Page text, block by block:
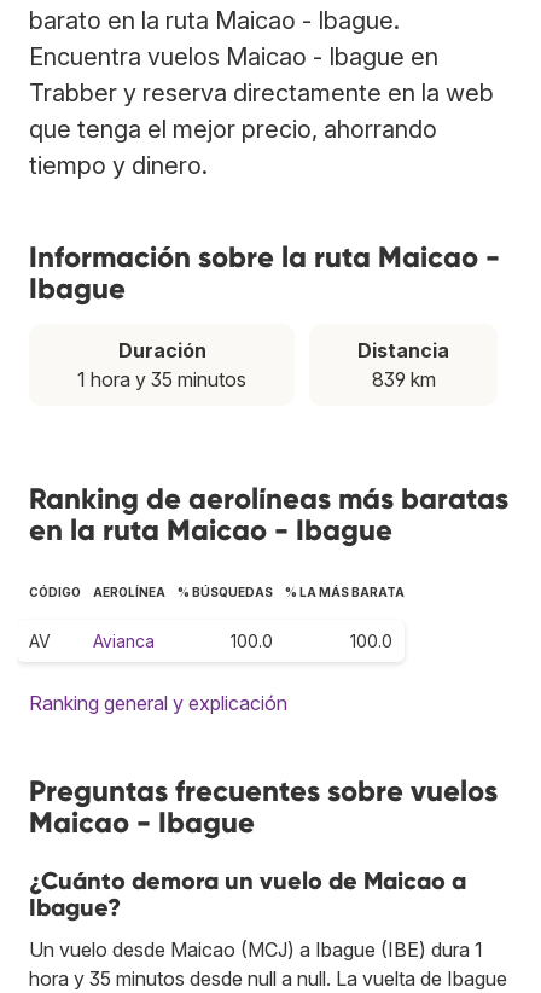
barato en la ruta Maicao - Ibague.
Encuentra vuelos Maicao - Ibague en
Trabber y reserva directamente en la web
que tenga el mejor precio, ahorrando
tiempo y dinero.
Información sobre la ruta Maicao -
Ibague
Duración
1 hora y 35 minutos
Distancia
839 km
Ranking de aerolíneas más baratas
en la ruta Maicao - Ibague
CÓDIGO AEROLÍNEA % BÚSQUEDAS % LA MÁS BARATA
AV Avianca 100.0 100.0
Ranking general y explicación
Preguntas frecuentes sobre vuelos
Maicao - Ibague
¿Cuánto demora un vuelo de Maicao a
Ibague?
Un vuelo desde Maicao (MCJ) a Ibague (IBE) dura 1
hora y 35 minutos desde null a null. La vuelta de Ibague